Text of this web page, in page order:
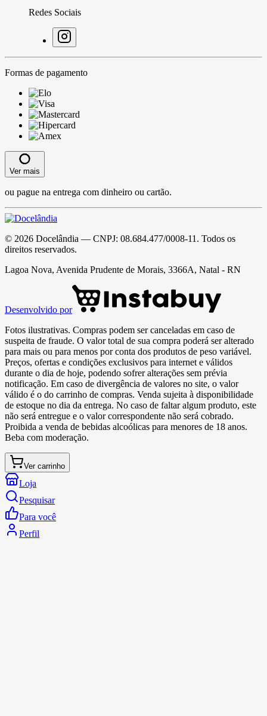
Redes Sociais
Formas de pagamento
Ver mais
ou pague na entrega com dinheiro ou cartão.
© 2026 Docelândia — CNPJ: 08.684.477/0008-11 . Todos os
direitos reservados.
Lagoa Nova, Avenida Prudente de Morais, 3366A, Natal - RN
Desenvolvido por
Fotos ilustrativas. Compras podem ser canceladas em caso de
suspeita de fraude. O valor total de sua compra poderá ser alterado
para mais ou para menos por conta dos produtos de peso variável.
Preços, ofertas e condições exclusivos para internet e válidos
durante o dia de hoje, podendo sofrer alterações sem prévia
notificação. Em caso de divergência de valores no site, o valor
válido é o do carrinho de compras. Venda sujeita à disponibilidade
de estoque no dia da entrega. No caso de faltar algum produto, este
não será entregue e o valor correspondente não será cobrado.
Proibida a venda de bebidas alcoólicas para menores de 18 anos.
Beba com moderação.
Ver carrinho
Loja
Pesquisar
Para você
Perfil